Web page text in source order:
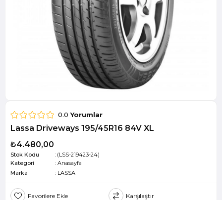
0.0 Yorumlar
Lassa Driveways 195/45R16 84V XL
₺4.480,00
Stok Kodu
(LSS-219423-24)
Kategori
: Anasayfa
Marka
: LASSA
Favorilere Ekle
Karşılaştır